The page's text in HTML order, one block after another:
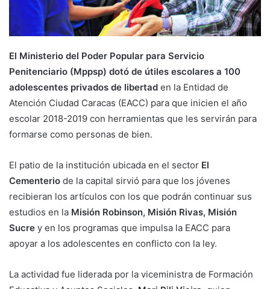
El Ministerio del Poder Popular para Servicio
Penitenciario (Mppsp) dotó de útiles escolares a 100
adolescentes privados de libertad en la Entidad de
Atención Ciudad Caracas (EACC) para que inicien el año
escolar 2018-2019 con herramientas que les servirán para
formarse como personas de bien.
El patio de la institución ubicada en el sector El
Cementerio de la capital sirvió para que los jóvenes
recibieran los artículos con los que podrán continuar sus
estudios en la Misión Robinson, Misión Rivas, Misión
Sucre y en los programas que impulsa la EACC para
apoyar a los adolescentes en conflicto con la ley.
La actividad fue liderada por la viceministra de Formación